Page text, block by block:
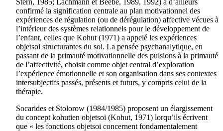
confirmé la signification centrale au plan motivationnel des
expériences de régulation (ou de dérégulation) affective vécues à
l’intérieur des systèmes relationnels pour le développement de
l’enfant, celles que Kohut (1971) a appelé les expériences
objetsoi structurantes du soi. La pensée psychanalytique, en
passant de la primauté motivationnelle des pulsions à la primauté
de l’affectivité, choisit comme objet central d’exploration
l’expérience émotionnelle et son organisation dans ses contextes
intersubjectifs passés, présents et futurs, y compris celui de la
thérapie.
Socarides et Stolorow (1984/1985) proposent un élargissement
du concept kohutien objetsoi (Kohut, 1971) lorqu’ils écrivent
que « les fonctions objetsoi concernent fondamentalement